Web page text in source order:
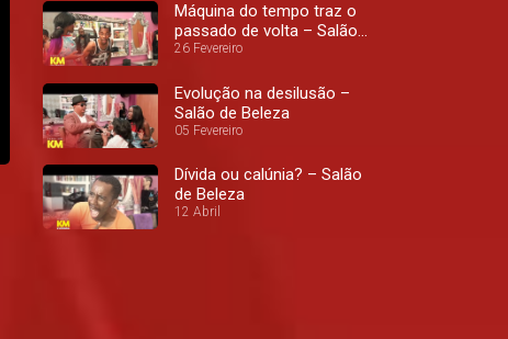
Máquina do tempo traz o
passado de volta – Salão
de Beleza
26 Fevereiro
Evolução na desilusão –
Salão de Beleza
05 Fevereiro
Dívida ou calúnia? – Salão
de Beleza
12 Abril